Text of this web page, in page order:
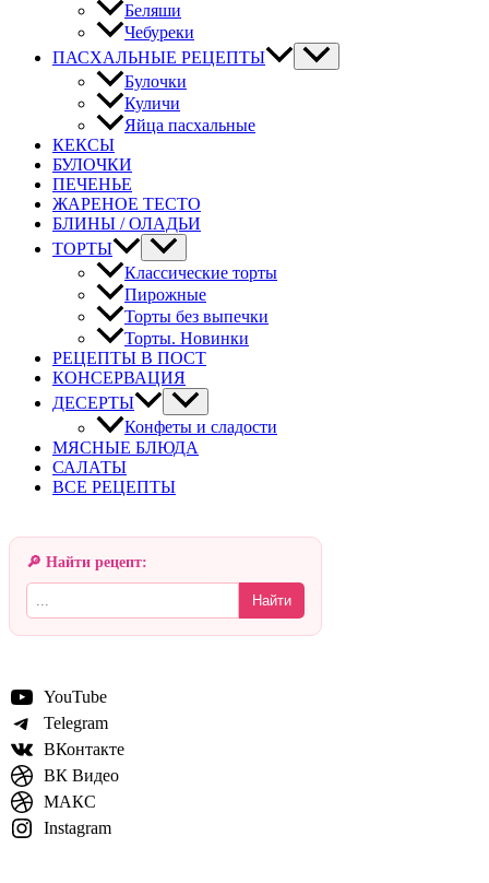
Беляши
Чебуреки
ПАСХАЛЬНЫЕ РЕЦЕПТЫ
Булочки
Куличи
Яйца пасхальные
КЕКСЫ
БУЛОЧКИ
ПЕЧЕНЬЕ
ЖАРЕНОЕ ТЕСТО
БЛИНЫ / ОЛАДЬИ
ТОРТЫ
Классические торты
Пирожные
Торты без выпечки
Торты. Новинки
РЕЦЕПТЫ В ПОСТ
КОНСЕРВАЦИЯ
ДЕСЕРТЫ
Конфеты и сладости
МЯСНЫЕ БЛЮДА
САЛАТЫ
ВСЕ РЕЦЕПТЫ
🔎 Найти рецепт:
Найти
YouTube
Telegram
ВКонтакте
ВК Видео
МАКС
Instagram